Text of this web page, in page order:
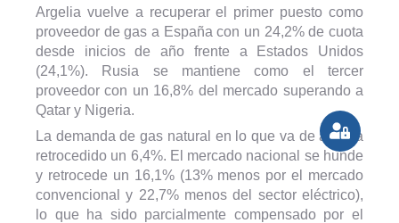
Argelia vuelve a recuperar el primer puesto como
proveedor de gas a España con un 24,2% de cuota
desde inicios de año frente a Estados Unidos
(24,1%). Rusia se mantiene como el tercer
proveedor con un 16,8% del mercado superando a
Qatar y Nigeria.
La demanda de gas natural en lo que va de año ha
retrocedido un 6,4%. El mercado nacional se hunde
y retrocede un 16,1% (13% menos por el mercado
convencional y 22,7% menos del sector eléctrico),
lo que ha sido parcialmente compensado por el